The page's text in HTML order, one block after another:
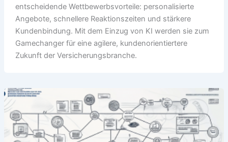
entscheidende Wettbewerbsvorteile: personalisierte
Angebote, schnellere Reaktionszeiten und stärkere
Kundenbindung. Mit dem Einzug von KI werden sie zum
Gamechanger für eine agilere, kundenorientiertere
Zukunft der Versicherungsbranche.